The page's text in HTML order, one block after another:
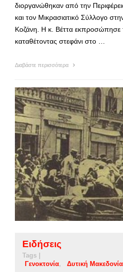
διοργανώθηκαν από την
και τον Μικρασιατικό Σύλλογο
Κοζάνη. Η κ. Βέττα εκπροσώπησε
καταθέτοντας στεφάνι στο …
Διαβάστε περισσότερα
Ειδήσεις
Tags |
Γενοκτονία
Δυτική Μακεδονία